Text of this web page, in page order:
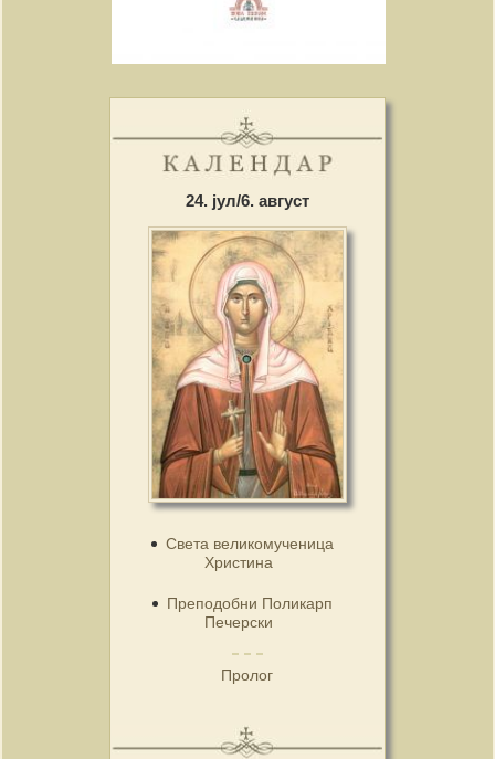
24. јул/6. август
Света великомученица
Христина
Преподобни Поликарп
Печерски
Пролог